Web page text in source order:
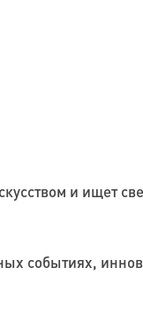
и ищет
событиях,